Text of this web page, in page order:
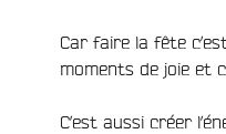
Car faire la fête
moments de joie et
C’est aussi créer